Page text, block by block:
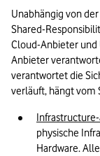
Unabhängig von
Shared-
Cloud-Anbieter und
Anbieter
verantwortet die
verläuft, hängt vom
Infrastructure-
physische
Hardware.